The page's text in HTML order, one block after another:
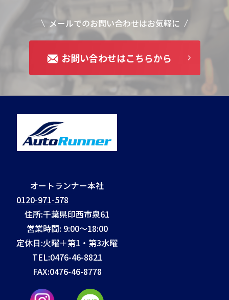
メールでのお問い合わせはお気軽に
お問い合わせはこちらから
オートランナー本社
0120-971-578
住所:千葉県印西市泉61
営業時間: 9:00～18:00
定休日:火曜＋第1・第3水曜
TEL:0476-46-8821
FAX:0476-46-8778